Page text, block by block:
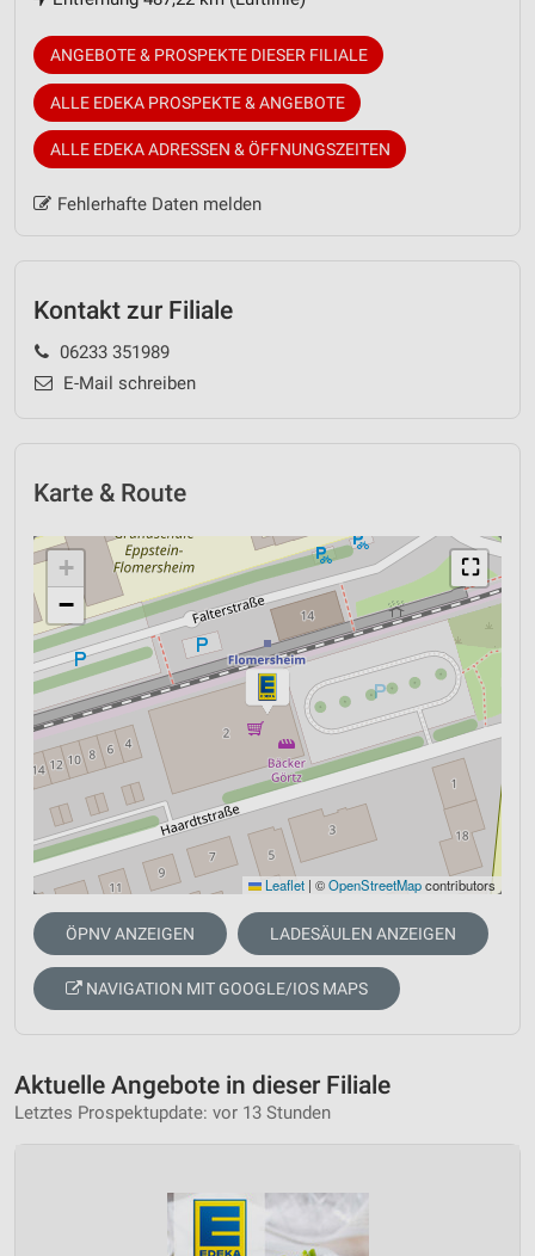
ANGEBOTE & PROSPEKTE DIESER FILIALE
ALLE EDEKA PROSPEKTE & ANGEBOTE
ALLE EDEKA ADRESSEN & ÖFFNUNGSZEITEN
Fehlerhafte Daten melden
Kontakt zur Filiale
06233 351989
E-Mail schreiben
Karte & Route
⛶
+
−
Leaflet | ©OpenStreetMapcontributors
ÖPNV ANZEIGEN LADESÄULEN ANZEIGEN
NAVIGATION MIT GOOGLE/IOS MAPS
Aktuelle Angebote in dieser Filiale
Letztes Prospektupdate: vor 13 Stunden